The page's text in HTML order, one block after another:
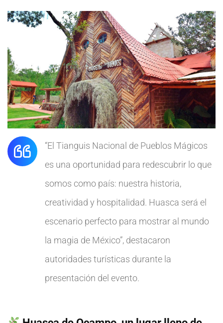
“El Tianguis Nacional de Pueblos Mágicos
es una oportunidad para redescubrir lo que
somos como país: nuestra historia,
creatividad y hospitalidad. Huasca será el
escenario perfecto para mostrar al mundo
la magia de México”, destacaron
autoridades turísticas durante la
presentación del evento.